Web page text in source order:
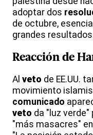
adoptar dos
de octubre,
grandes
Reacción de
Al veto de EE.UU.
movimiento
comunicado
veto da "luz verde"
"más masacres"